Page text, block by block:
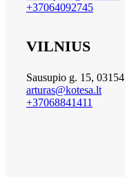
+37064092745
VILNIUS
Sausupio g. 15, 03154
arturas@kotesa.lt
+37068841411